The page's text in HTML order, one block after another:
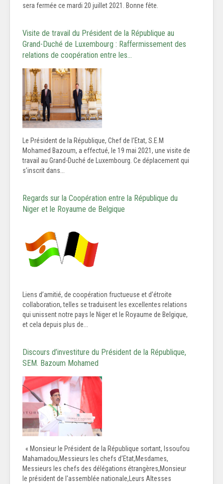
sera fermée ce mardi 20 juillet 2021. Bonne fête.
Visite de travail du Président de la République au
Grand-Duché de Luxembourg : Raffermissement des
relations de coopération entre les…
Le Président de la République, Chef de l’Etat, S.E.M
Mohamed Bazoum, a effectué, le 19 mai 2021, une visite de
travail au Grand-Duché de Luxembourg. Ce déplacement qui
s’inscrit dans...
Regards sur la Coopération entre la République du
Niger et le Royaume de Belgique
Liens d’amitié, de coopération fructueuse et d’étroite
collaboration, telles se traduisent les excellentes relations
qui unissent notre pays le Niger et le Royaume de Belgique,
et cela depuis plus de...
Discours d’investiture du Président de la République,
SEM. Bazoum Mohamed
« Monsieur le Président de la République sortant, Issoufou
Mahamadou,Messieurs les chefs d’Etat,Mesdames,
Messieurs les chefs des délégations étrangères,Monsieur
le président de l'assemblée nationale,Leurs Altesses